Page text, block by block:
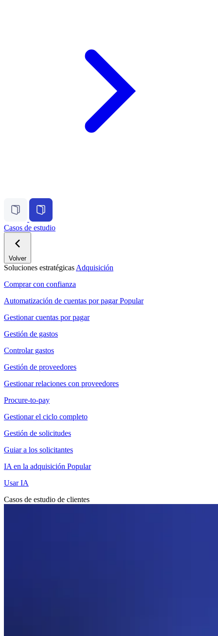
Casos de estudio
Volver
Soluciones estratégicas Adquisición
Comprar con confianza
Automatización de cuentas por pagarPopular
Gestionar cuentas por pagar
Gestión de gastos
Controlar gastos
Gestión de proveedores
Gestionar relaciones con proveedores
Procure-to-pay
Gestionar el ciclo completo
Gestión de solicitudes
Guiar a los solicitantes
IA en la adquisición Popular
Usar IA
Casos de estudio de clientes